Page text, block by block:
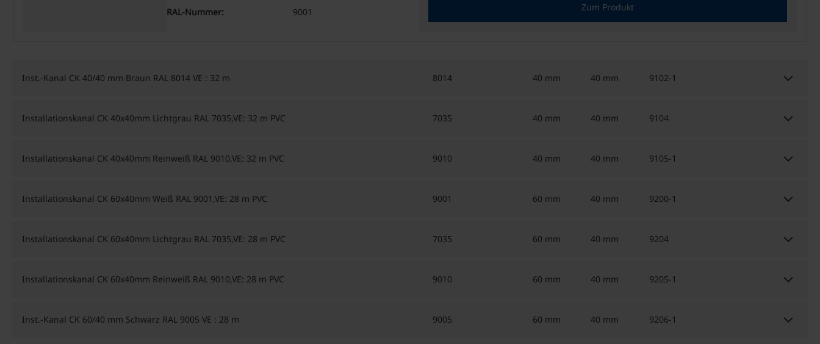
RAL-Nummer:
9001 Zum Produkt
Inst.-Kanal CK 40/40 mm Braun RAL 8014 VE : 32 m 8014 40 mm 40 mm 9102-1 keyboard_arrow_down
Installationskanal CK 40x40mm Lichtgrau RAL 7035,VE: 32 m PVC 7035 40 mm 40 mm 9104 keyboard_arrow_down
Installationskanal CK 40x40mm Reinweiß RAL 9010,VE: 32 m PVC 9010 40 mm 40 mm 9105-1 keyboard_arrow_down
Installationskanal CK 60x40mm Weiß RAL 9001,VE: 28 m PVC 9001 60 mm 40 mm 9200-1 keyboard_arrow_down
Installationskanal CK 60x40mm Lichtgrau RAL 7035,VE: 28 m PVC 7035 60 mm 40 mm 9204 keyboard_arrow_down
Installationskanal CK 60x40mm Reinweiß RAL 9010,VE: 28 m PVC 9010 60 mm 40 mm 9205-1 keyboard_arrow_down
Inst.-Kanal CK 60/40 mm Schwarz RAL 9005 VE : 28 m 9005 60 mm 40 mm 9206-1 keyboard_arrow_down